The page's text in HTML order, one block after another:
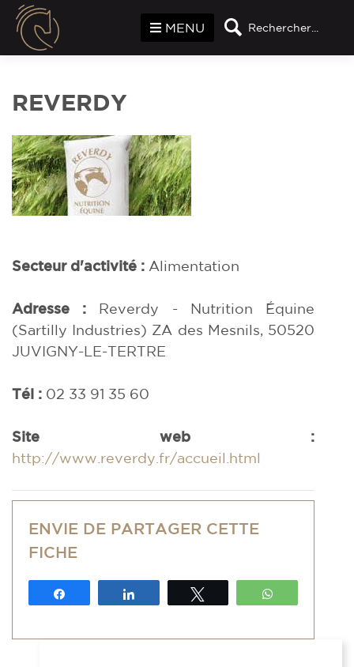
Rechercher...
MENU
REVERDY
Secteur d'activité : Alimentation
Adresse : Reverdy - Nutrition Équine
(Sartilly Industries) ZA des Mesnils, 50520
JUVIGNY-LE-TERTRE
Tél : 02 33 91 35 60
Site web :
http://www.reverdy.fr/accueil.html
ENVIE DE PARTAGER CETTE
FICHE
Panneau de gestion des cookies